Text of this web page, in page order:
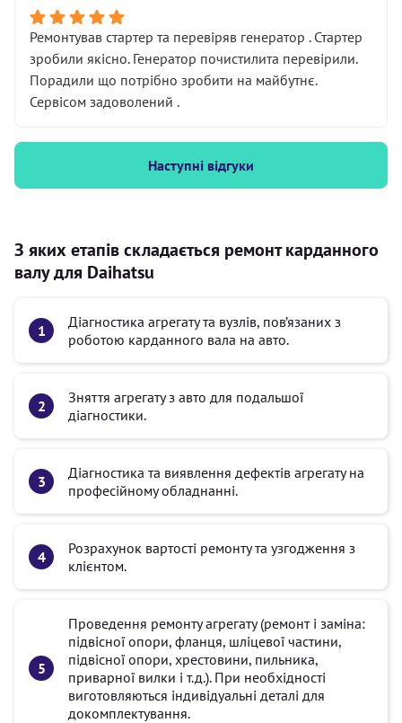
Ремонтував стартер та перевіряв генератор . Стартер
зробили якісно. Генератор почистилита перевірили.
Порадили що потрібно зробити на майбутнє.
Сервісом задоволений .
Наступні відгуки
З яких етапів складається ремонт карданного
валу для Daihatsu
Діагностика агрегату та вузлів, пов’язаних з
роботою карданного вала на авто.
Зняття агрегату з авто для подальшої
діагностики.
Діагностика та виявлення дефектів агрегату на
професійному обладнанні.
Розрахунок вартості ремонту та узгодження з
клієнтом.
Проведення ремонту агрегату (ремонт і заміна:
підвісної опори, фланця, шліцевої частини,
підвісної опори, хрестовини, пильника,
приварної вилки і т.д.). При необхідності
виготовляються індивідуальні деталі для
докомплектування.